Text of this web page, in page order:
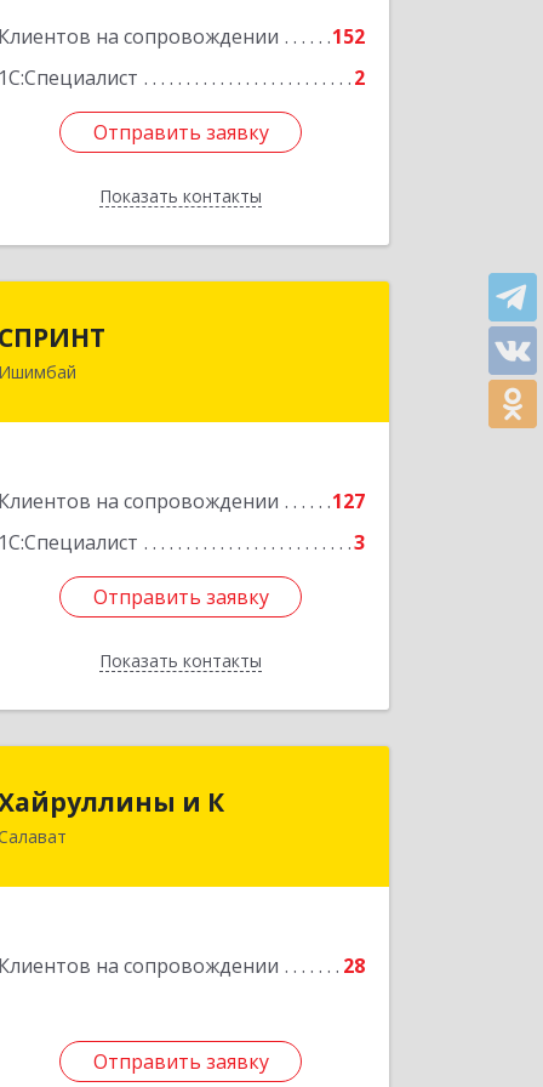
Клиентов на сопровождении
152
1С:Специалист
2
Отправить заявку
Показать контакты
Подробнее
Отправить заявку
Назад
СПРИНТ
Ишимбай
Клиентов на сопровождении
127
1С:Специалист
3
Отправить заявку
Показать контакты
Подробнее
Отправить заявку
Назад
и К
Клиентов на сопровождении 28
Отправить заявку
453251, Башкортостан Респ, Салават
Отправить заявку